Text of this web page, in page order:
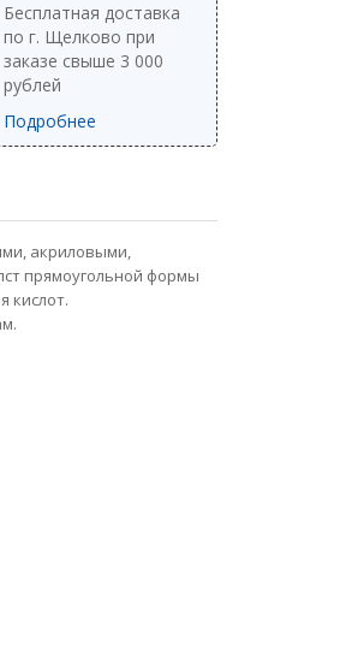
Бесплатная доставка
по г. Щелково при
заказе свыше 3 000
рублей
Подробнее
акриловыми,
прямоугольной формы
кислот.